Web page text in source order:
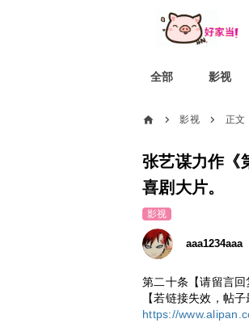
全部 影视
home chevron_right 影视 chevron_right 正文
张艺谋力作《
喜剧大片。
影视
aaa1234aaa
第二十条【请留言回
【若链接失效，帖子
https://